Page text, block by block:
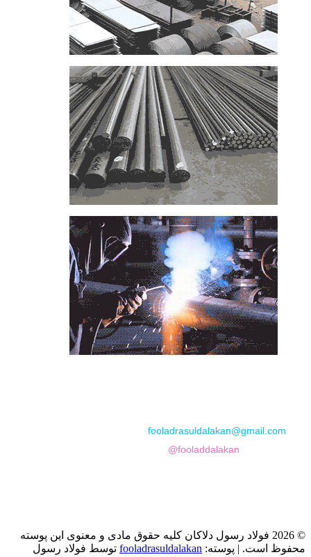
fooladrasuldalakan@gmail.com
@fooladdalakan
© 2026 فولاد رسول دلاکان کلیه حقوق مادی و معنوی این پوسته
محفوظ است. | پوسته: fooladrasuldalakan توسط فولاد رسول